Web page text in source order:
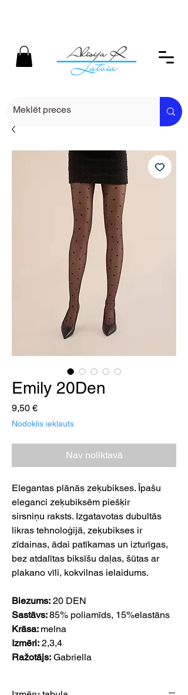
Emily 20Den
9,50 €Cena
Nodoklis iekļauts
Nav noliktavā
Elegantas plānās zeķubikses. Īpašu
eleganci zeķubiksēm piešķir
sirsniņu raksts. Izgatavotas dubultās
likras tehnoloģijā, zeķubikses ir
zīdainas, ādai patīkamas un izturīgas,
bez atdalītas biksīšu daļas, šūtas ar
plakano vīli, kokvilnas ielaidums.
Biezums: 20 DEN
Sastāvs:85% poliamīds, 15%elastāns
Krāsa: melna
Izmēri: 2,3,4
Ražotājs: Gabriella